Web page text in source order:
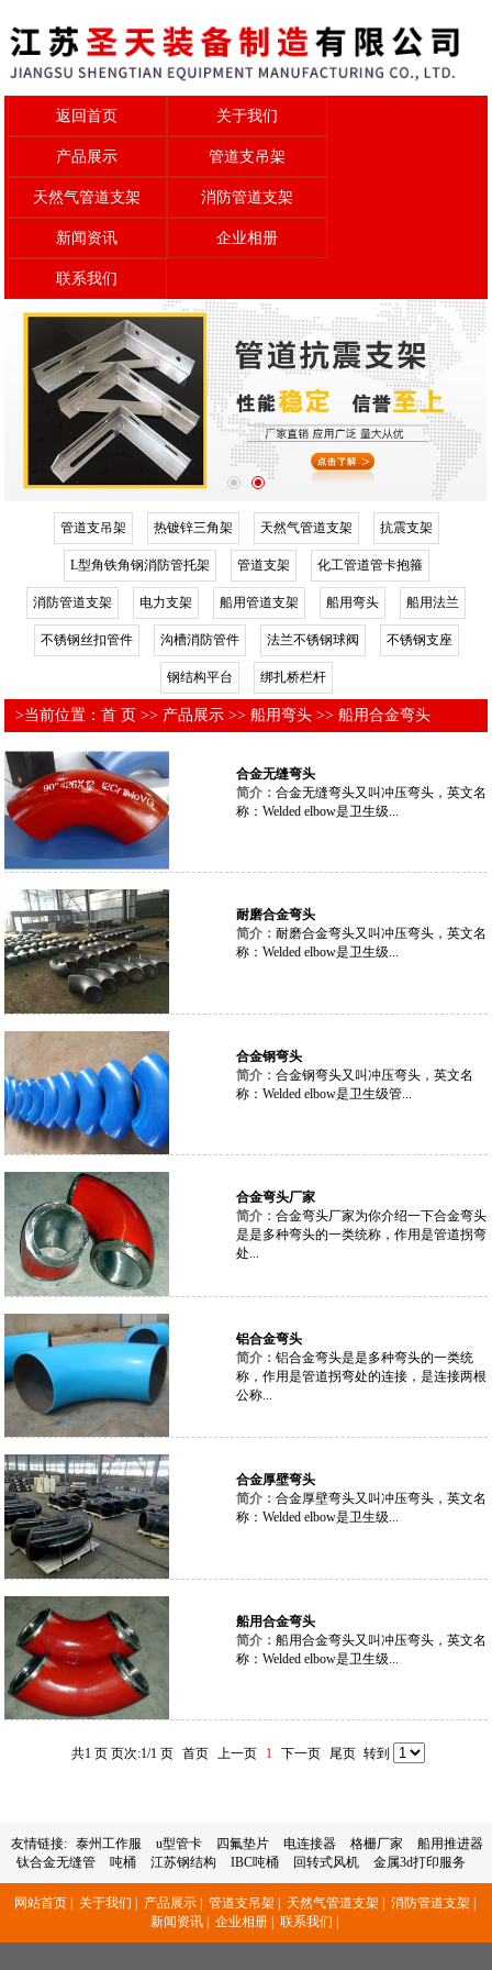
返回首页 关于我们
产品展示 管道支吊架
天然气管道支架 消防管道支架
新闻资讯 企业相册
联系我们
管道支吊架 热镀锌三角架 天然气管道支架 抗震支架
L型角铁角钢消防管托架 管道支架 化工管道管卡抱箍
消防管道支架 电力支架 船用管道支架 船用弯头 船用法兰
不锈钢丝扣管件 沟槽消防管件 法兰不锈钢球阀 不锈钢支座
钢结构平台 绑扎桥栏杆
>当前位置：首 页 >> 产品展示 >>船用弯头 >>船用合金弯头
合金无缝弯头
简介：合金无缝弯头又叫冲压弯头，英文名
称：Welded elbow是卫生级...
耐磨合金弯头
简介：耐磨合金弯头又叫冲压弯头，英文名
称：Welded elbow是卫生级...
合金钢弯头
简介：合金钢弯头又叫冲压弯头，英文名
称：Welded elbow是卫生级管...
合金弯头厂家
简介：合金弯头厂家为你介绍一下合金弯头
是是多种弯头的一类统称，作用是管道拐弯
处...
铝合金弯头
简介：铝合金弯头是是多种弯头的一类统
称，作用是管道拐弯处的连接，是连接两根
公称...
合金厚壁弯头
简介：合金厚壁弯头又叫冲压弯头，英文名
称：Welded elbow是卫生级...
船用合金弯头
简介：船用合金弯头又叫冲压弯头，英文名
称：Welded elbow是卫生级...
共1 页 页次:1/1 页 首页 上一页 1 下一页 尾页 转到
友情链接: 泰州工作服 u型管卡 四氟垫片 电连接器 格栅厂家
船用推进器
钛合金无缝管
吨桶 江苏钢结构 IBC吨桶 回转式风机 金属3d打印服务
网站首页 | 关于我们 | 产品展示 | 管道支吊架 | 天然气管道支架 |
消防管道支架 |
新闻资讯 |
企业相册 | 联系我们 |